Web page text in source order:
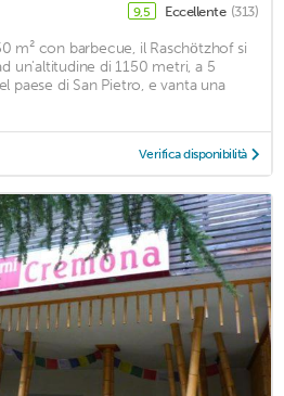
9,5 Eccellente (313)
m² con barbecue, il Raschötzhof si
un'altitudine di 1150 metri, a 5
paese di San Pietro, e vanta una
Verifica disponibilità